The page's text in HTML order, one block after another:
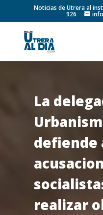
Noticias de Utrera al
926
La
defiende
realizar